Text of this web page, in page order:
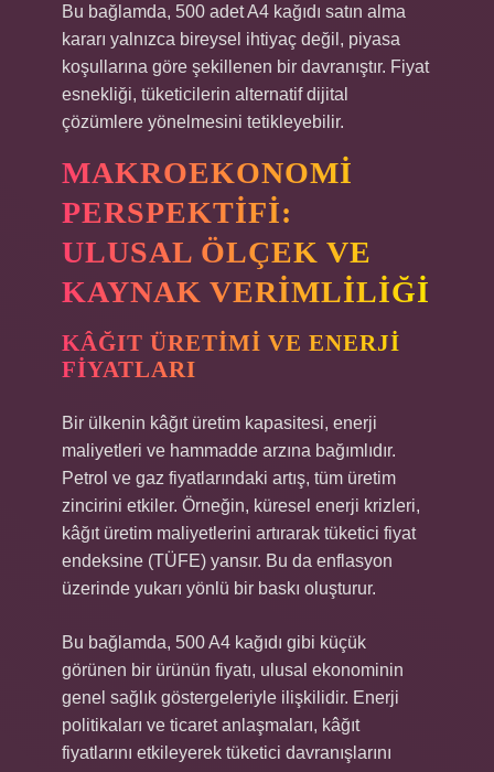
Bu bağlamda, 500 adet A4 kağıdı satın alma
kararı yalnızca bireysel ihtiyaç değil, piyasa
koşullarına göre şekillenen bir davranıştır. Fiyat
esnekliği, tüketicilerin alternatif dijital
çözümlere yönelmesini tetikleyebilir.
MAKROEKONOMI
PERSPEKTIFI:
ULUSAL ÖLÇEK VE
KAYNAK VERIMLILIĞI
KÂĞIT ÜRETIMI VE ENERJI
FIYATLARI
Bir ülkenin kâğıt üretim kapasitesi, enerji
maliyetleri ve hammadde arzına bağımlıdır.
Petrol ve gaz fiyatlarındaki artış, tüm üretim
zincirini etkiler. Örneğin, küresel enerji krizleri,
kâğıt üretim maliyetlerini artırarak tüketici fiyat
endeksine (TÜFE) yansır. Bu da enflasyon
üzerinde yukarı yönlü bir baskı oluşturur.
Bu bağlamda, 500 A4 kağıdı gibi küçük
görünen bir ürünün fiyatı, ulusal ekonominin
genel sağlık göstergeleriyle ilişkilidir. Enerji
politikaları ve ticaret anlaşmaları, kâğıt
fiyatlarını etkileyerek tüketici davranışlarını